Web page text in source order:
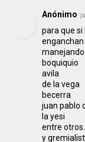
Anónimo
para que
manejando
boquiquio
avila
de la vega
becerra
juan pablo
la yesi
entre otros.
y